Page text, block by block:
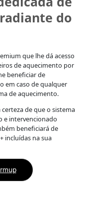
do
que lhe dá acesso
de aquecimento por
beneficiar de
em caso de qualquer
de aquecimento.
de que o sistema
e intervencionado
beneficiará de
incluídas na sua